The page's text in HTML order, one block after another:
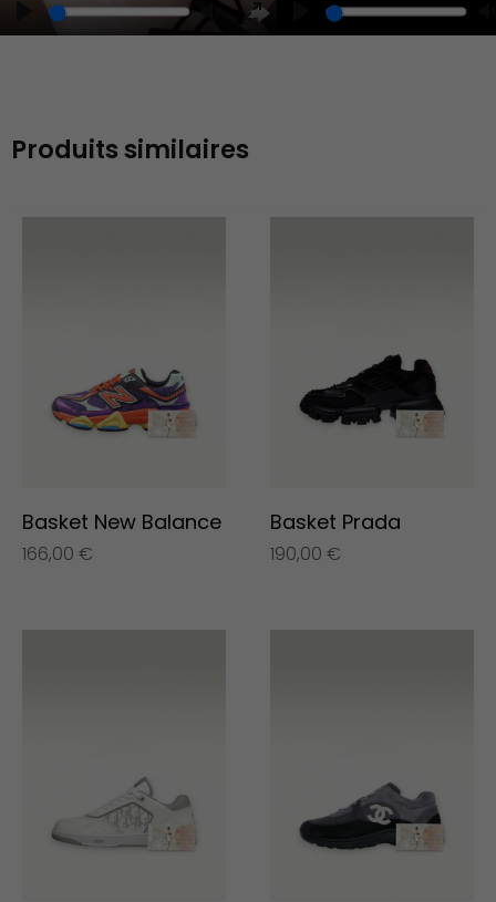
Play UnmuteEnter
Produits similaires
Basket New Balance
166,00 €
Basket Prada
190,00 €